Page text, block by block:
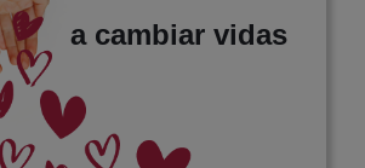
a cambiar vidas